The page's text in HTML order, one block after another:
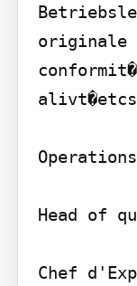
originale
Head of
Chef